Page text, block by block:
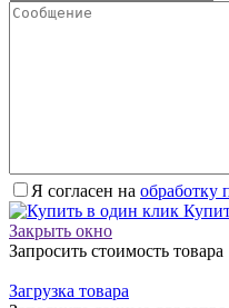
Я согласен на обработку
Закрыть окно
Запросить стоимость товара
Загрузка товара